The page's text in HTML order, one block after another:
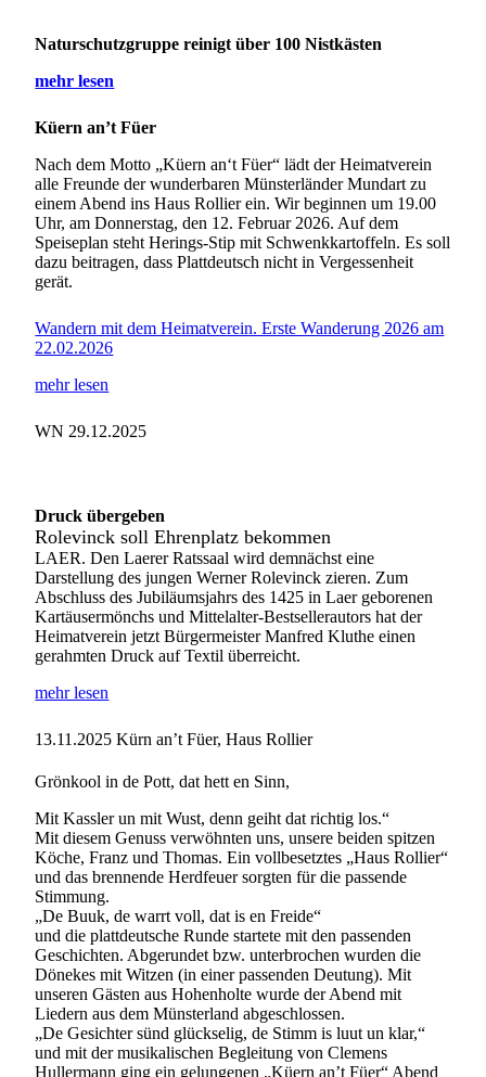
Naturschutzgruppe reinigt über 100 Nistkästen
mehr lesen
Küern an’t Füer
Nach dem Motto „Küern an‘t Füer“ lädt der Heimatverein
alle Freunde der wunderbaren Münsterländer Mundart zu
einem Abend ins Haus Rollier ein. Wir beginnen um 19.00
Uhr, am Donnerstag, den 12. Februar 2026. Auf dem
Speiseplan steht Herings-Stip mit Schwenkkartoffeln. Es soll
dazu beitragen, dass Plattdeutsch nicht in Vergessenheit
gerät.
Wandern mit dem Heimatverein. Erste Wanderung 2026 am
22.02.2026
mehr lesen
WN 29.12.2025
Druck übergeben
Rolevinck soll Ehrenplatz bekommen
LAER. Den Laerer Ratssaal wird demnächst eine
Darstellung des jungen Werner Rolevinck zieren. Zum
Abschluss des Jubiläumsjahrs des 1425 in Laer geborenen
Kartäusermönchs und Mittelalter-Bestsellerautors hat der
Heimatverein jetzt Bürgermeister Manfred Kluthe einen
gerahmten Druck auf Textil überreicht.
mehr lesen
13.11.2025 Kürn an’t Füer, Haus Rollier
Grönkool in de Pott, dat hett en Sinn,
Mit Kassler un mit Wust, denn geiht dat richtig los.“
Mit diesem Genuss verwöhnten uns, unsere beiden spitzen
Köche, Franz und Thomas. Ein vollbesetztes „Haus Rollier“
und das brennende Herdfeuer sorgten für die passende
Stimmung.
„De Buuk, de warrt voll, dat is en Freide“
und die plattdeutsche Runde startete mit den passenden
Geschichten. Abgerundet bzw. unterbrochen wurden die
Dönekes mit Witzen (in einer passenden Deutung). Mit
unseren Gästen aus Hohenholte wurde der Abend mit
Liedern aus dem Münsterland abgeschlossen.
„De Gesichter sünd glückselig, de Stimm is luut un klar,“
und mit der musikalischen Begleitung von Clemens
Hullermann ging ein gelungenen „Küern an’t Füer“ Abend